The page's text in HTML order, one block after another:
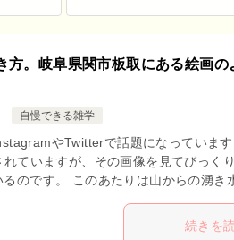
方。岐阜県関市板取にある絵画の
自慢できる雑学
やTwitterで話題になっていま
ていますが、その画像を見てびっく
るのです。 このあたりは山からの湧
続きを